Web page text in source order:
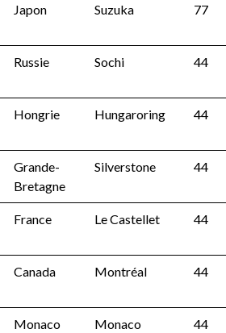
Japon Suzuka 77
Russie Sochi 44
Hongrie Hungaroring 44
Grande-
Bretagne
Silverstone 44
France Le Castellet 44
Canada Montréal 44
Monaco Monaco 44